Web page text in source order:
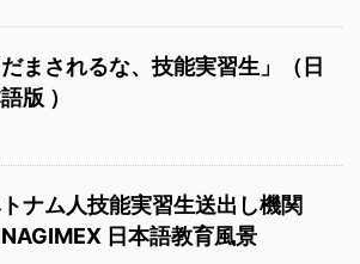
だまされるな、技能実習生」（日
版 ）
ナム人技能実習生送出し機関
日本語教育風景